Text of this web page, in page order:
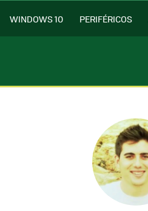
WINDOWS 10 PERIFÉRICOS